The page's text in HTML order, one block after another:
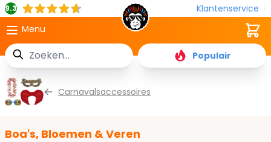
9.3
Klantenservice
Menu
Zoek
Populair
Cart
Carnavalsaccessoires
Boa's, Bloemen & Veren